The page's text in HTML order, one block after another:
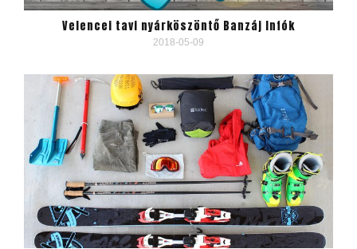
Velencei tavi nyárköszöntő Banzáj Infók
2018-05-09